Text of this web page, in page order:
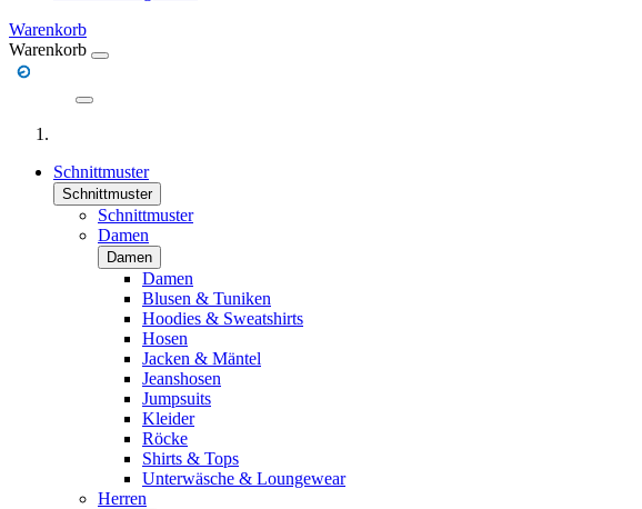
Warenkorb
Warenkorb
Schnittmuster
Schnittmuster
Schnittmuster
Damen
Damen
Damen
Blusen & Tuniken
Hoodies & Sweatshirts
Hosen
Jacken & Mäntel
Jeanshosen
Jumpsuits
Kleider
Röcke
Shirts & Tops
Unterwäsche & Loungewear
Herren